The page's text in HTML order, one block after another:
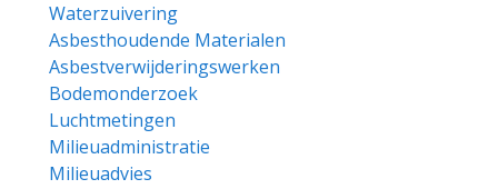
Waterzuivering
Asbesthoudende Materialen
Asbestverwijderingswerken
Bodemonderzoek
Luchtmetingen
Milieuadministratie
Milieuadvies